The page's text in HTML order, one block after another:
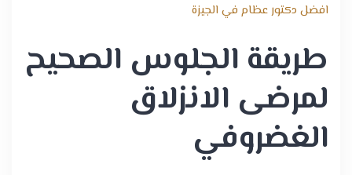
افضل دكتور عظام في الجيزة
طريقة الجلوس الصحيح
لمرضى الانزلاق
الغضروفي